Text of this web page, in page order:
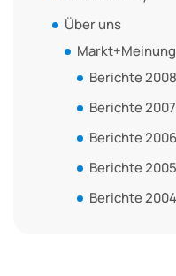
Über uns
Markt+Meinung
Berichte 2008
Berichte 2007
Berichte 2006
Berichte 2005
Berichte 2004